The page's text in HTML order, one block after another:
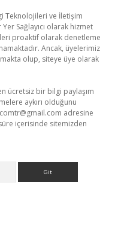
Teknolojileri ve İletişim
Sağlayıcı olarak hizmet
proaktif olarak denetleme
Ancak, üyelerimiz
olup, siteye üye olarak
ücretsiz bir bilgi paylaşım
aykırı olduğunu
adresine
içerisinde sitemizden